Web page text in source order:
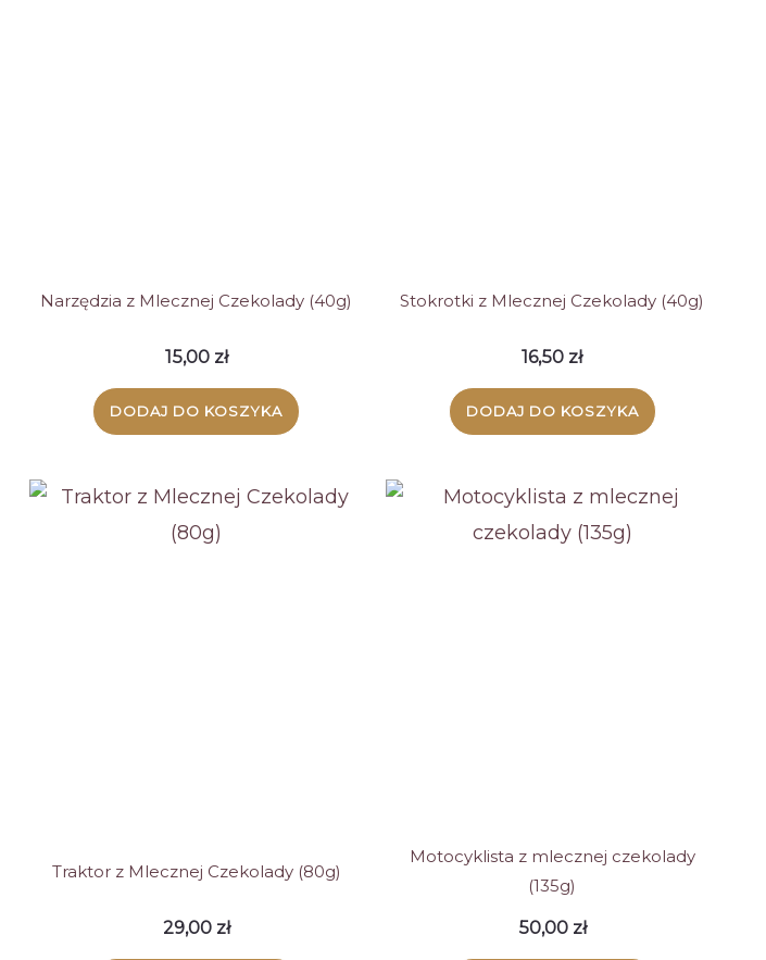
Narzędzia z Mlecznej Czekolady (40g)
15,00 zł
DODAJ DO KOSZYKA
Stokrotki z Mlecznej Czekolady (40g)
16,50 zł
DODAJ DO KOSZYKA
Traktor z Mlecznej Czekolady (80g)
29,00 zł
Motocyklista z mlecznej czekolady
(135g)
50,00 zł